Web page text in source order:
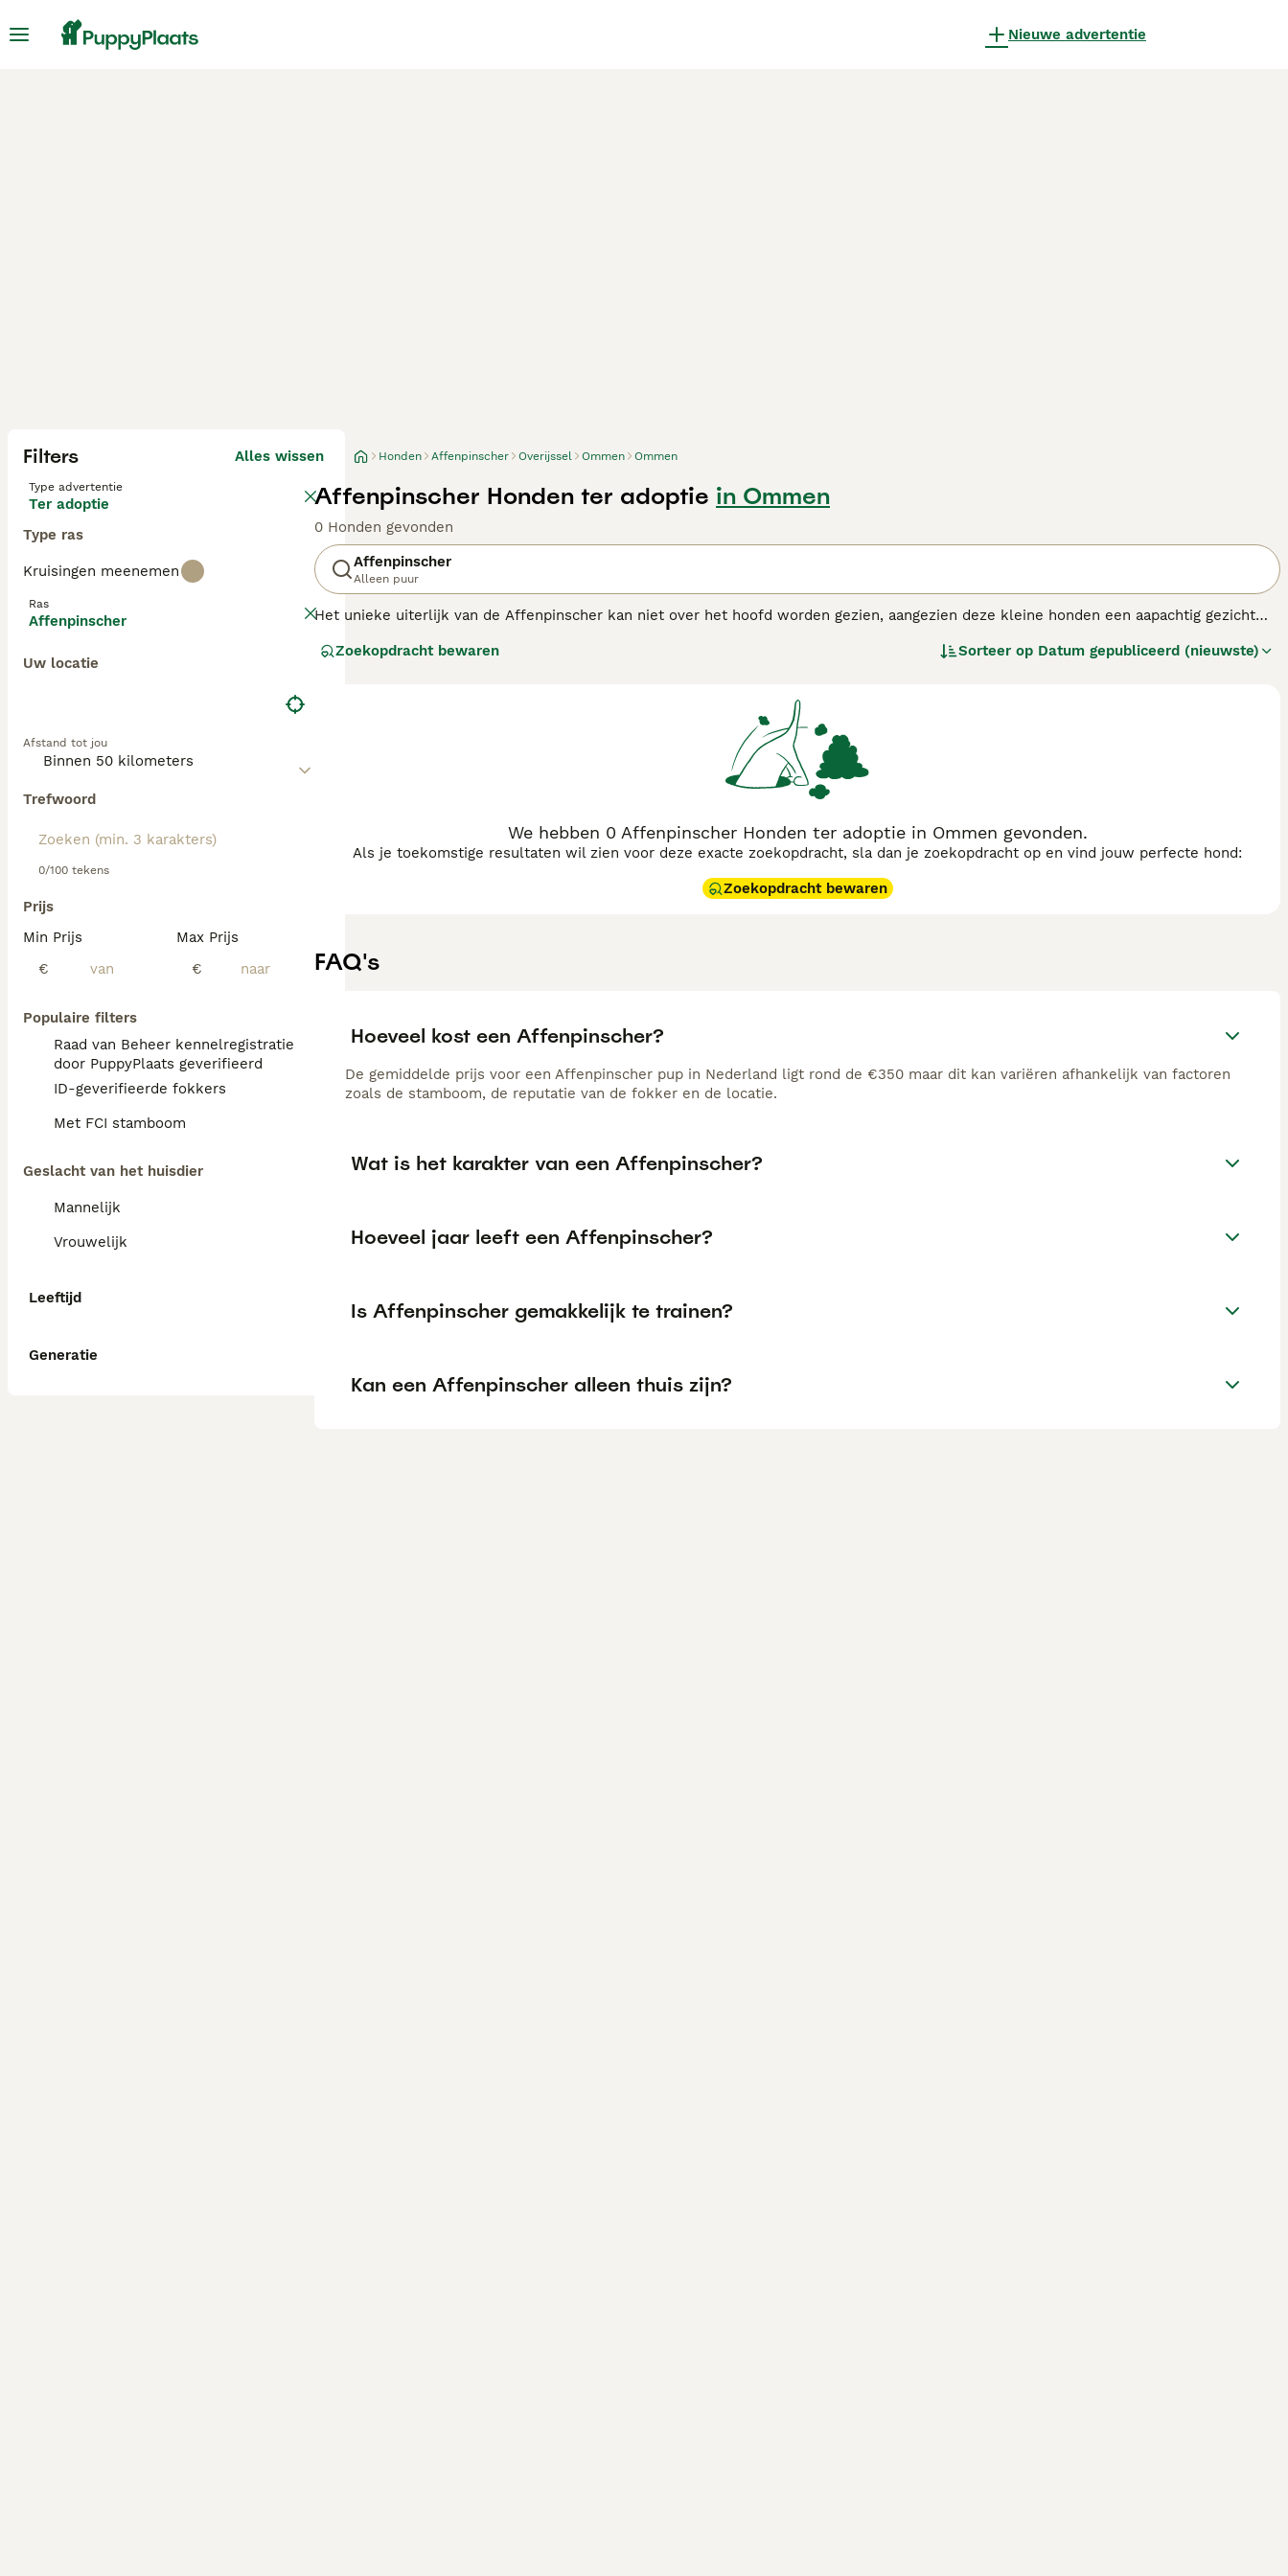
Nieuwe advertentie
Filters Alles wissen
Type advertentie
Ter adoptie
Type ras
Kruisingen meenemen
Ras
Affenpinscher
Uw locatie
Afstand tot jou
Trefwoord
0/100 tekens
Prijs
Min Prijs
€
Max Prijs
€
Populaire filters
Raad van Beheer kennelregistratie
door PuppyPlaats geverifieerd
ID-geverifieerde fokkers
Met FCI stamboom
Geslacht van het huisdier
Mannelijk
Vrouwelijk
Leeftijd
Generatie
Honden Affenpinscher Overijssel Ommen Ommen
Affenpinscher Honden ter adoptie in Ommen
0 Honden gevonden
Affenpinscher
Alleen puur
Het unieke uiterlijk van de Affenpinscher kan niet over het hoofd worden gezien, aangezien deze kleine honden een aapachtig gezicht
honden ook in andere delen van de wereld te vinden, waar ze meestal als gezelschapshonden worden gehouden.
Zoekopdracht bewaren Sorteer op Datum gepubliceerd (nieuwste)
We hebben 0 Affenpinscher Honden ter adoptie in Ommen gevonden.
Als je toekomstige resultaten wil zien voor deze exacte zoekopdracht, sla dan je zoekopdracht op en vind jouw perfecte hond:
Zoekopdracht bewaren
FAQ's
Hoeveel kost een Affenpinscher?
De gemiddelde prijs voor een Affenpinscher pup in Nederland ligt rond de €350 maar dit kan variëren afhankelijk van factoren
zoals de stamboom, de reputatie van de fokker en de locatie.
Wat is het karakter van een Affenpinscher?
Hoeveel jaar leeft een Affenpinscher?
Is Affenpinscher gemakkelijk te trainen?
Kan een Affenpinscher alleen thuis zijn?